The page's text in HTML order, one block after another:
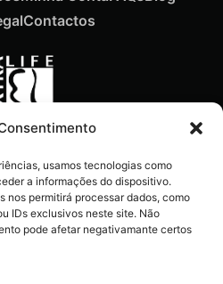
usamos tecnologias como
a informações do dispositivo.
nos permitirá processar dados, como
IDs exclusivos neste site. Não
pode afetar negativamante certos
e dicas
diretamente no
e-mail.
Contactos